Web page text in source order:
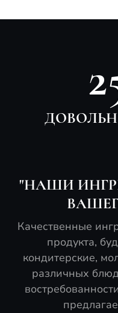
"НАШИ
Качественные
продукта,
кондитерские,
различных